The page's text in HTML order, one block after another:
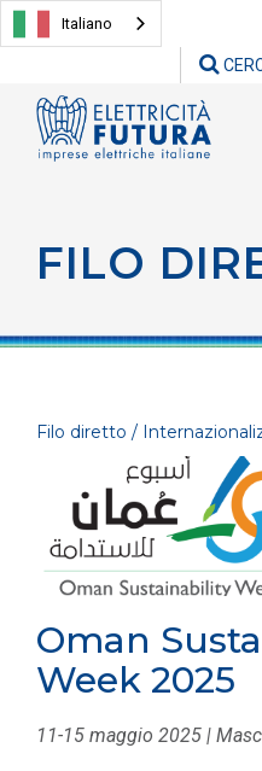
Italiano
FILO
Filo diretto /
Oman
Week 2025
11-15 maggio 2025 |